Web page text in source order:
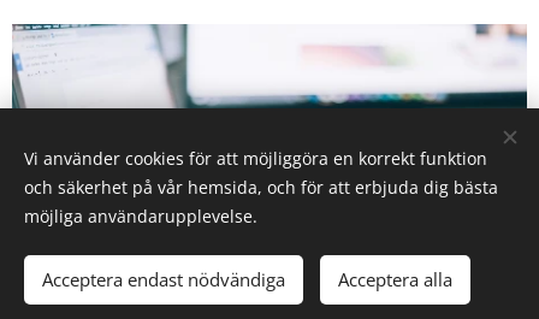
Vi använder cookies för att möjliggöra en korrekt funktion
och säkerhet på vår hemsida, och för att erbjuda dig bästa
möjliga användarupplevelse.
Acceptera endast nödvändiga Acceptera alla